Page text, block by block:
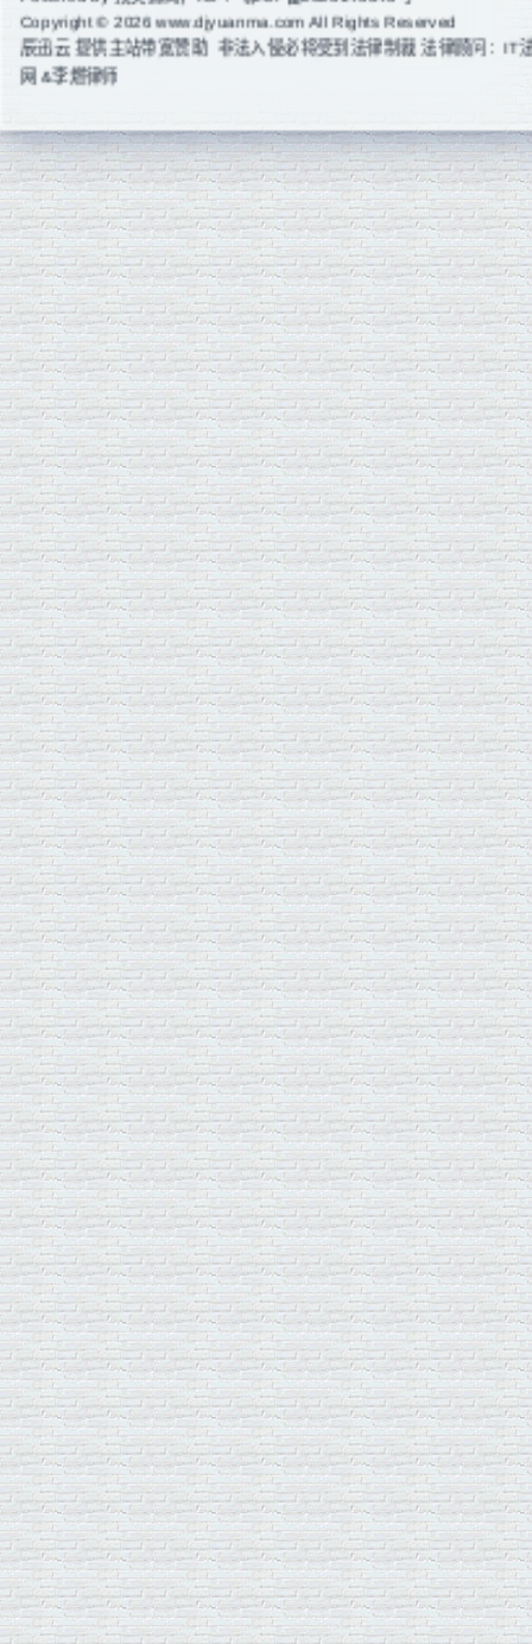
Copyright © 2026 www.djyuanma.com All Rights Reserved
辰迅云提供主站带宽赞助 非法入侵必将受到法律制裁 法律顾问：IT
网 &李燃律师